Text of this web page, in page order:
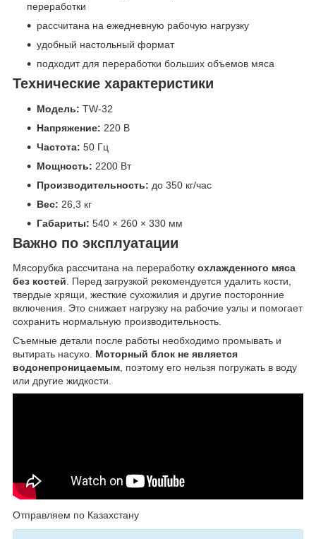
переработки
рассчитана на ежедневную рабочую нагрузку
удобный настольный формат
подходит для переработки больших объемов мяса
Технические характеристики
Модель: TW-32
Напряжение: 220 В
Частота: 50 Гц
Мощность: 2200 Вт
Производительность: до 350 кг/час
Вес: 26,3 кг
Габариты: 540 × 260 × 330 мм
Важно по эксплуатации
Мясорубка рассчитана на переработку охлажденного мяса
без костей. Перед загрузкой рекомендуется удалить кости,
твердые хрящи, жесткие сухожилия и другие посторонние
включения. Это снижает нагрузку на рабочие узлы и помогает
сохранить нормальную производительность.
Съемные детали после работы необходимо промывать и
вытирать насухо. Моторный блок не является
водонепроницаемым, поэтому его нельзя погружать в воду
или другие жидкости.
Отправляем по Казахстану